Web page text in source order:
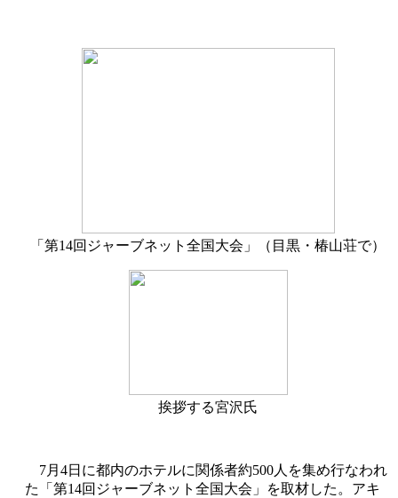
「第14回ジャーブネット全国大会」（目黒・椿山荘で）
挨拶する宮沢氏
7月4日に都内のホテルに関係者約500人を集め行なわれ
た「第14回ジャーブネット全国大会」を取材した。アキ